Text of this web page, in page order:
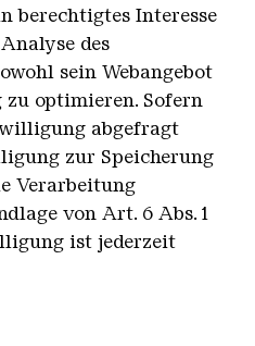
berechtigtes Interesse
des
sein Webangebot
zu optimieren. Sofern
abgefragt
zur Speicherung
Verarbeitung
von Art. 6 Abs. 1
ist jederzeit